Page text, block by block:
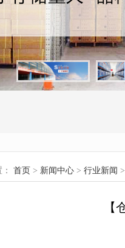
首页 > 新闻中心 > 行业新闻
【